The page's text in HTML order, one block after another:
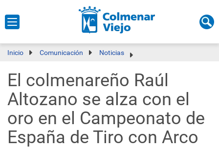
Inicio Comunicación Noticias
El colmenareño Raúl
Altozano se alza con el
oro en el Campeonato de
España de Tiro con Arco